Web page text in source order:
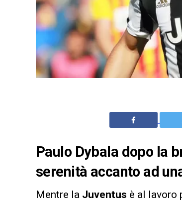
Paulo Dybala dopo la
serenità accanto ad
Mentre la Juventus è al lavoro